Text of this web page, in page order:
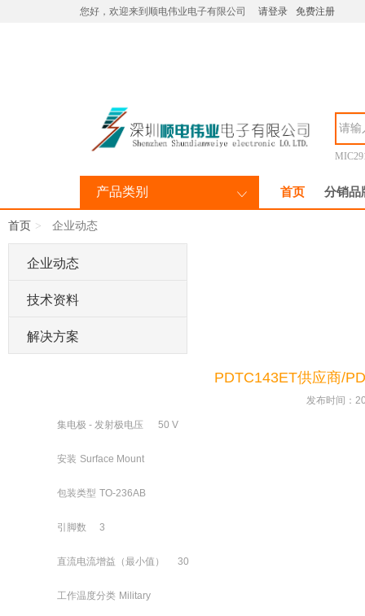
您好，欢迎来到顺电伟业电子有限公司 请登录 免费注册
产品类别 首页 分销品
首页 企业动态
企业动态
技术资料
解决方案
PDTC143ET供应商/
发布时间：
集电极 - 发射极电压 50 V
安装 Surface Mount
包装类型 TO-236AB
引脚数 3
直流电流增益（最小值） 30
工作温度分类 Military